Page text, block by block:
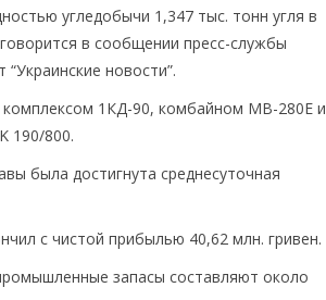
угледобычи 1,347 тыс. тонн угля в
в сообщении пресс-службы
новости”.
1КД-90, комбайном МВ-280Е и
190/800.
была достигнута среднесуточная
с чистой прибылью 40,62 млн. гривен.
запасы составляют около